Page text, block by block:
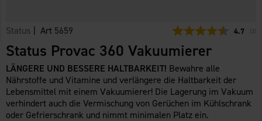
Status | Art 5659 4.7
Status Provac 360 Vakuumierer
LÄNGERE UND BESSERE HALTBARKEIT! Bewahre alle
Nährstoffe und Vitamine und verlängere die Haltbarkeit der
Lebensmittel mit einem Vakuumierer! Die Lagerung im Vakuum
verhindert auch die Vermischung von Gerüchen im Kühlschrank
oder Gefrierschrank und nimmt minimalen Platz ein.